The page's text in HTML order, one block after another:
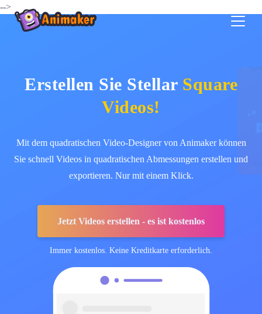
-->
Erstellen Sie Stellar Square
Videos!
Mit dem quadratischen Video-Designer von Animaker können
Sie schnell Videos in quadratischen Abmessungen erstellen und
exportieren. Nur mit einem Klick.
Jetzt Videos erstellen - es ist kostenlos
Immer kostenlos. Keine Kreditkarte erforderlich.